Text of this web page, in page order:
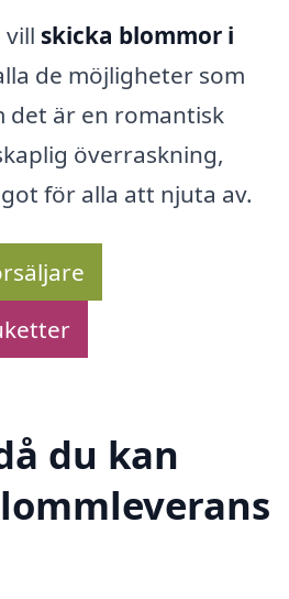
vill skicka blommor i
de möjligheter som
det är en romantisk
överraskning,
för alla att njuta av.
du kan